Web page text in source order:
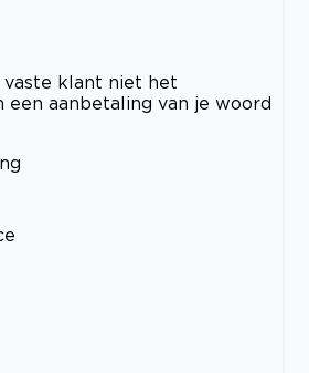
vaste klant niet het
aanbetaling van je woord